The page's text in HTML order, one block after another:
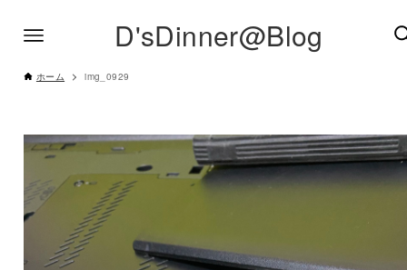
D'sDinner@Blog
ホーム img_0929